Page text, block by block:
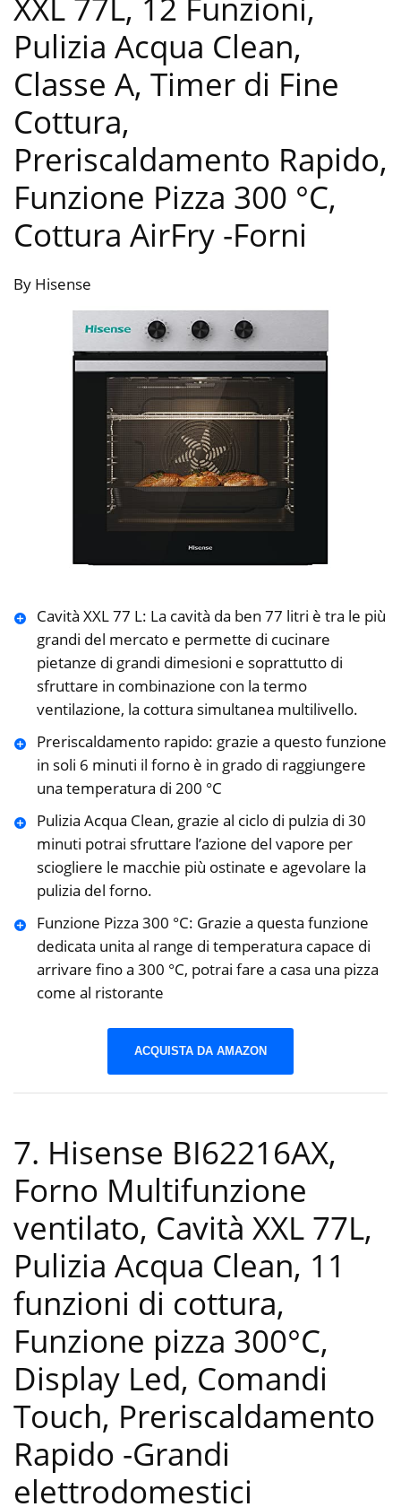
XXL 77L, 12 Funzioni,
Pulizia Acqua Clean,
Classe A, Timer di Fine
Cottura,
Preriscaldamento Rapido,
Funzione Pizza 300 °C,
Cottura AirFry -Forni
By Hisense
Cavità XXL 77 L: La cavità da ben 77 litri è tra le più
grandi del mercato e permette di cucinare
pietanze di grandi dimesioni e soprattutto di
sfruttare in combinazione con la termo
ventilazione, la cottura simultanea multilivello.
Preriscaldamento rapido: grazie a questo funzione
in soli 6 minuti il forno è in grado di raggiungere
una temperatura di 200 °C
Pulizia Acqua Clean, grazie al ciclo di pulzia di 30
minuti potrai sfruttare l’azione del vapore per
sciogliere le macchie più ostinate e agevolare la
pulizia del forno.
Funzione Pizza 300 °C: Grazie a questa funzione
dedicata unita al range di temperatura capace di
arrivare fino a 300 °C, potrai fare a casa una pizza
come al ristorante
ACQUISTA DA AMAZON
7. Hisense BI62216AX,
Forno Multifunzione
ventilato, Cavità XXL 77L,
Pulizia Acqua Clean, 11
funzioni di cottura,
Funzione pizza 300°C,
Display Led, Comandi
Touch, Preriscaldamento
Rapido -Grandi
elettrodomestici